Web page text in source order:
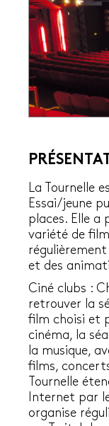
La Tournelle
Essai/jeune
places. Elle a
variété de
et des
Ciné clubs :
retrouver la
film choisi et
cinéma, la
la musique,
films,
Tournelle
Internet par
organise